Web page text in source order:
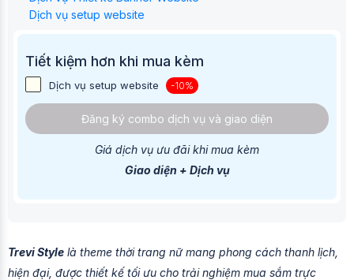
Dịch vụ setup website
Tiết kiệm hơn khi mua kèm
Dịch vụ setup website -10%
Đăng ký combo dịch vụ và giao diện
Giá dịch vụ ưu đãi khi mua kèm
Giao diện + Dịch vụ
Trevi Style là theme thời trang nữ mang phong cách thanh lịch,
hiện đại, được thiết kế tối ưu cho trải nghiệm mua sắm trực